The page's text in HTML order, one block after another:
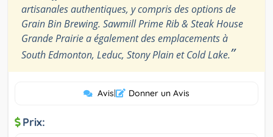
artisanales authentiques, y compris des options de
Grain Bin Brewing. Sawmill Prime Rib & Steak House
Grande Prairie a également des emplacements à
South Edmonton, Leduc, Stony Plain et Cold Lake.”
Avis| Donner un Avis
Prix: